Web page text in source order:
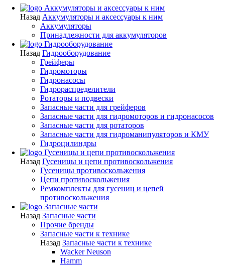
Аккумуляторы и аксессуары к ним
Назад Аккумуляторы и аксессуары к ним
Аккумуляторы
Принадлежности для аккумуляторов
Гидрооборудование
Назад Гидрооборудование
Грейферы
Гидромоторы
Гидронасосы
Гидрораспределители
Ротаторы и подвески
Запасные части для грейферов
Запасные части для гидромоторов и гидронасосов
Запасные части для ротаторов
Запасные части для гидроманипуляторов и КМУ
Гидроцилиндры
Гусеницы и цепи противоскольжения
Назад Гусеницы и цепи противоскольжения
Гусеницы противоскольжения
Цепи противоскольжения
Ремкомплекты для гусениц и цепей
противоскольжения
Запасные части
Назад Запасные части
Прочие бренды
Запасные части к технике
Назад Запасные части к технике
Wacker Neuson
Hamm